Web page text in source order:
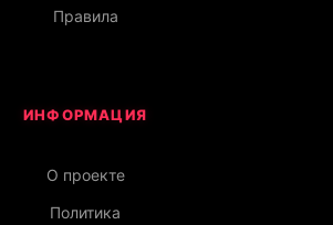
Правила
ИНФОРМАЦИЯ
О проекте
Политика